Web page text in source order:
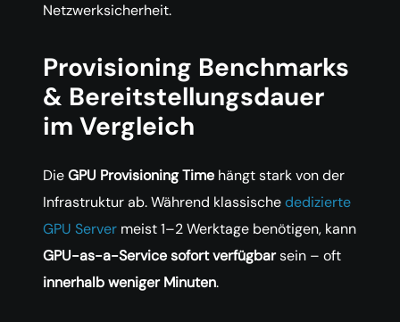
Netzwerksicherheit.
Provisioning Benchmarks
& Bereitstellungsdauer
im Vergleich
DieGPU Provisioning Time hängt stark von der
Infrastruktur ab. Während klassischededizierte
GPU Server meist 1–2 Werktage benötigen, kann
GPU-as-a-Service sofort verfügbarsein – oft
innerhalb weniger Minuten.